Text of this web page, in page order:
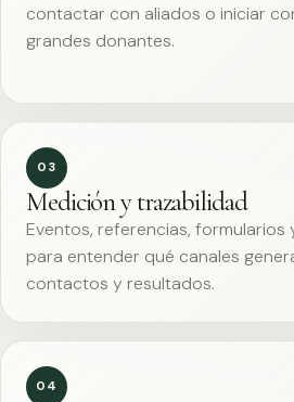
contactar con aliados o iniciar
grandes donantes.
03
Medición y trazabilidad
Eventos, referencias, formularios
para entender qué canales
contactos y resultados.
04